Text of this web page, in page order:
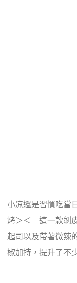
小凉還是習慣吃當
烤＞＜ 這一款剝
起司以及帶著微辣
椒加持，提升了不